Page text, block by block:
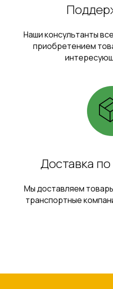
Наши консультанты
приобретением
Доставка
Мы доставляем
транспортные